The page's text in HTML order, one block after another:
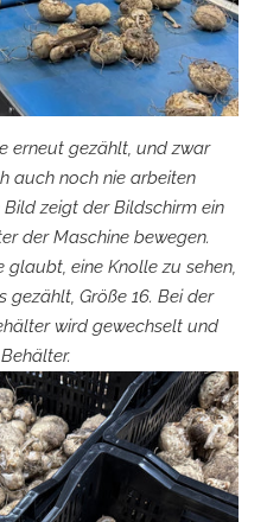
erneut gezählt, und zwar
auch noch nie arbeiten
zeigt der Bildschirm ein
der Maschine bewegen.
glaubt, eine Knolle zu sehen,
gezählt, Größe 16. Bei der
wird gewechselt und